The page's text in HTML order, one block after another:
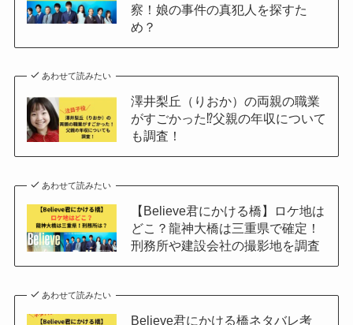
察！娘の事件の真犯人を探すた
め？
あわせて読みたい
澤井梨丘（りおか）の両親の職業
がすごかった⁉父親の年収について
も調査！
あわせて読みたい
【Believe君にかける橋】ロケ地は
どこ？龍神大橋は三重県で確定！
刑務所や建設会社の撮影地を調査
あわせて読みたい
Believe君にかける橋ネタバレ考